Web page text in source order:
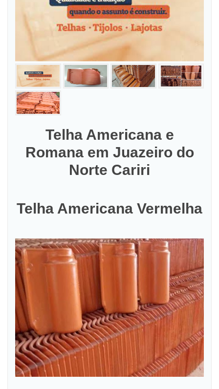
Telha Americana e
Romana em Juazeiro do
Norte Cariri
Telha Americana Vermelha